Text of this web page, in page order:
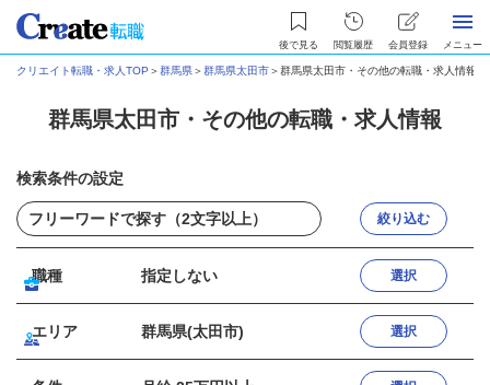
後で見る 閲覧履歴 会員登録 メニュー
クリエイト転職・求人TOP ＞群馬県＞群馬県太田市＞群馬県太田市・その他の転職・求人情報
群馬県太田市・その他の転職・求人情報
検索条件の設定
絞り込む
職種 指定しない 選択
エリア 群馬県(太田市) 選択